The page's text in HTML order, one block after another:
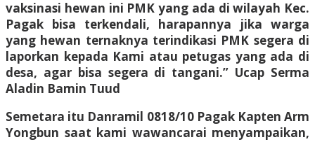
vaksinasi hewan ini PMK yang ada di wilayah Kec.
Pagak bisa terkendali, harapannya jika warga
yang hewan ternaknya terindikasi PMK segera di
laporkan kepada Kami atau petugas yang ada di
desa, agar bisa segera di tangani.” Ucap Serma
Aladin Bamin Tuud
Semetara itu Danramil 0818/10 Pagak Kapten Arm
Yongbun saat kami wawancarai menyampaikan,